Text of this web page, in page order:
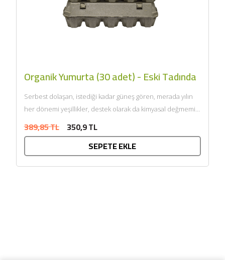
Organik Yumurta (30 adet) - Eski Tadında
Serbest dolaşan, istediği kadar güneş gören, merada yılın
her dönemi yeşillikler, destek olarak da kimyasal değmemiş
389,85 TL 350,9 TL
SEPETE EKLE